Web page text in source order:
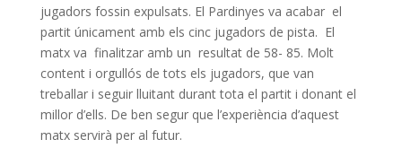
jugadors fossin expulsats. El Pardinyes va acabar el
partit únicament amb els cinc jugadors de pista. El
matx va finalitzar amb un resultat de 58- 85. Molt
content i orgullós de tots els jugadors, que van
treballar i seguir lluitant durant tota el partit i donant el
millor d’ells. De ben segur que l’experiència d’aquest
matx servirà per al futur.